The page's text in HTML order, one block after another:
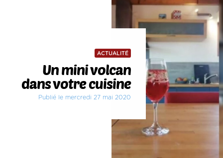
ACTUALITÉ
Un mini volcan
dans votre cuisine
Publié le mercredi 27 mai 2020